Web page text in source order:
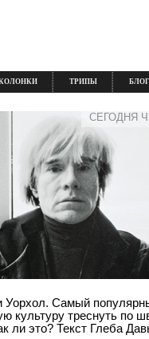
ТРИПЫ БЛОГ
Уорхол. Самый
культуру треснуть по
ли это? Текст Глеба
СЕГОДНЯ